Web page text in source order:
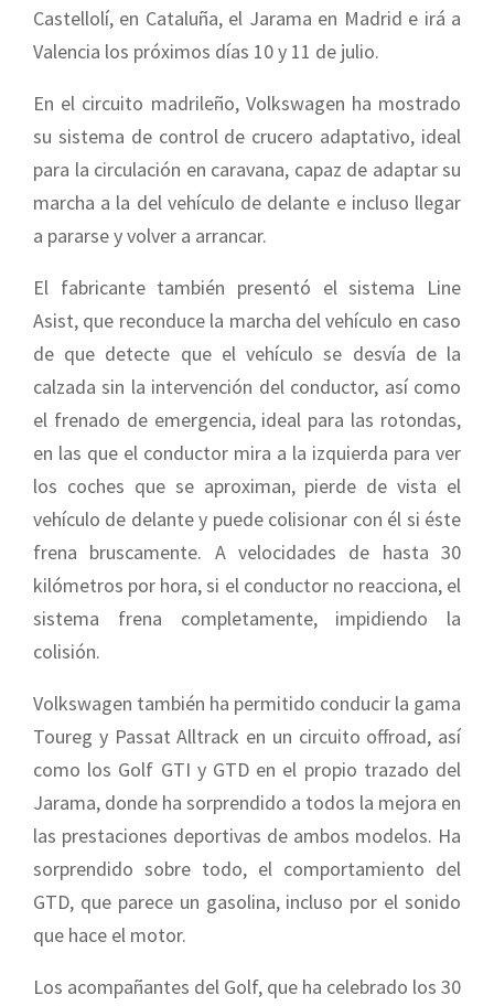
Castellolí, en Cataluña, el Jarama en Madrid e irá a
Valencia los próximos días 10 y 11 de julio.
En el circuito madrileño, Volkswagen ha mostrado
su sistema de control de crucero adaptativo, ideal
para la circulación en caravana, capaz de adaptar su
marcha a la del vehículo de delante e incluso llegar
a pararse y volver a arrancar.
El fabricante también presentó el sistema Line
Asist, que reconduce la marcha del vehículo en caso
de que detecte que el vehículo se desvía de la
calzada sin la intervención del conductor, así como
el frenado de emergencia, ideal para las rotondas,
en las que el conductor mira a la izquierda para ver
los coches que se aproximan, pierde de vista el
vehículo de delante y puede colisionar con él si éste
frena bruscamente. A velocidades de hasta 30
kilómetros por hora, si el conductor no reacciona, el
sistema frena completamente, impidiendo la
colisión.
Volkswagen también ha permitido conducir la gama
Toureg y Passat Alltrack en un circuito offroad, así
como los Golf GTI y GTD en el propio trazado del
Jarama, donde ha sorprendido a todos la mejora en
las prestaciones deportivas de ambos modelos. Ha
sorprendido sobre todo, el comportamiento del
GTD, que parece un gasolina, incluso por el sonido
que hace el motor.
Los acompañantes del Golf, que ha celebrado los 30